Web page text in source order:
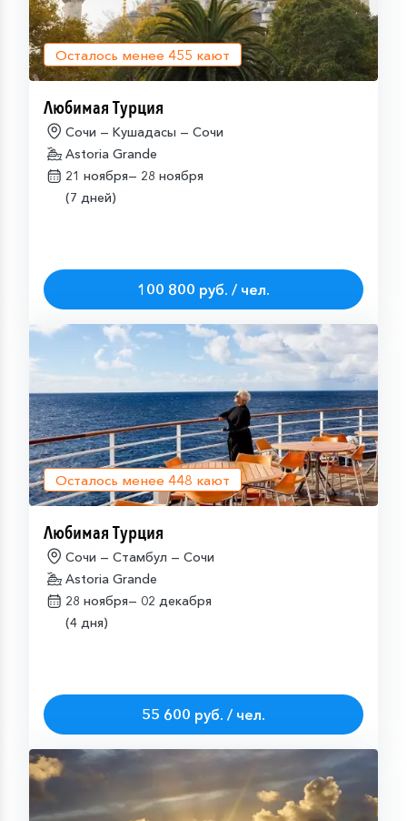
Осталось менее 455 кают
Любимая Турция
Сочи — Кушадасы — Сочи
Astoria Grande
21 ноября— 28 ноября
(7 дней)
100 800 руб. / чел.
Осталось менее 448 кают
Любимая Турция
Сочи — Стамбул — Сочи
Astoria Grande
28 ноября— 02 декабря
(4 дня)
55 600 руб. / чел.